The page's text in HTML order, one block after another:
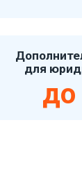
для
до